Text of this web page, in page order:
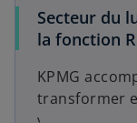
Secteur du
la fonction
KPMG
transformer